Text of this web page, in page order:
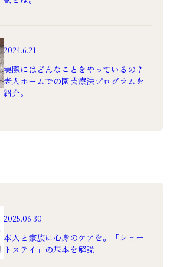
2024.6.21
実際にはどんなことをやっているの？
老人ホームでの園芸療法プログラムを
紹介。
2025.06.30
本人と家族に心身のケアを。「ショー
トステイ」の基本を解説